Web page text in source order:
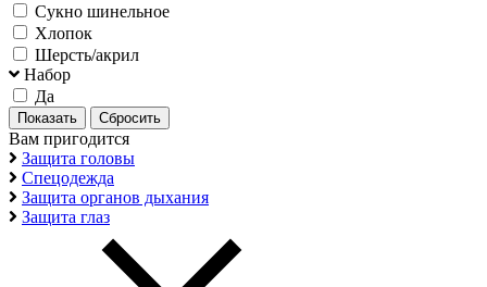
Сукно шинельное
Хлопок
Шерсть/акрил
Набор
Да
Вам пригодится
Защита головы
Спецодежда
Защита органов дыхания
Защита глаз